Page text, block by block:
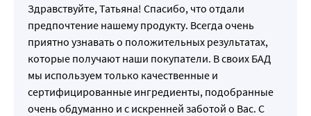
Здравствуйте, Татьяна! Спасибо, что отдали
предпочтение нашему продукту. Всегда очень
приятно узнавать о положительных результатах,
которые получают наши покупатели. В своих БАД
мы используем только качественные и
сертифицированные ингредиенты, подобранные
очень обдуманно и с искренней заботой о Вас. С